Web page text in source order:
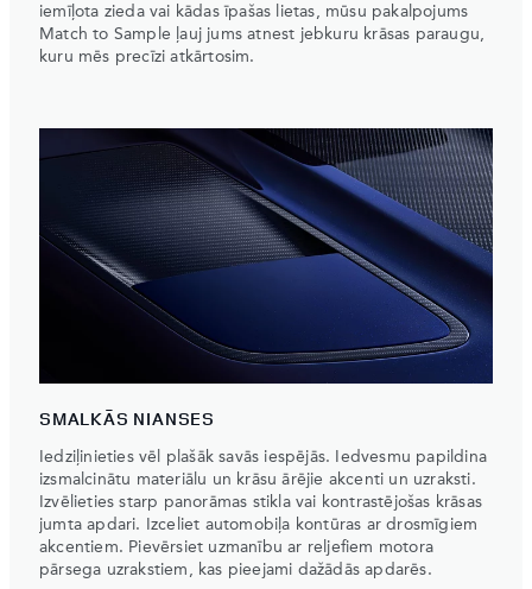
iemīļota zieda vai kādas īpašas lietas, mūsu pakalpojums
Match to Sample ļauj jums atnest jebkuru krāsas paraugu,
kuru mēs precīzi atkārtosim.
SMALKĀS NIANSES
Iedziļinieties vēl plašāk savās iespējās. Iedvesmu papildina
izsmalcinātu materiālu un krāsu ārējie akcenti un uzraksti.
Izvēlieties starp panorāmas stikla vai kontrastējošas krāsas
jumta apdari. Izceliet automobiļa kontūras ar drosmīgiem
akcentiem. Pievērsiet uzmanību ar reljefiem motora
pārsega uzrakstiem, kas pieejami dažādās apdarēs.